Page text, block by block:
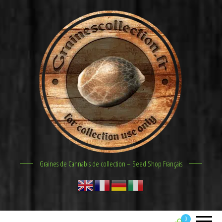
Graines de Cannabis de collection – Seed Shop Français
0